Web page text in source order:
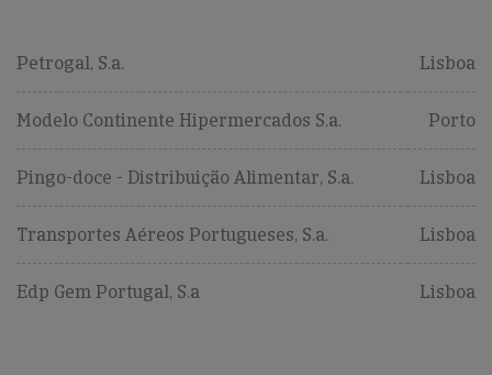
Petrogal, S.a. Lisboa
Modelo Continente Hipermercados S.a. Porto
Pingo-doce - Distribuição Alimentar, S.a. Lisboa
Transportes Aéreos Portugueses, S.a. Lisboa
Edp Gem Portugal, S.a Lisboa